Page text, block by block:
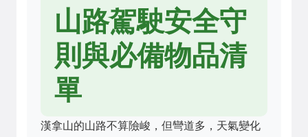
山路駕駛安全守
則與必備物品清
單
漢拿山的山路不算險峻，但彎道多，天氣變化